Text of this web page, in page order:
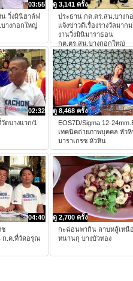
03:55
น วิ่งมินิฮาล์ฟ
างกอกใหญ่
ดู 3,141 ครั้ง
ประธาน กต.ตร.สน.บางก
แจ้งข่าวดีเรื่องรางวัลมาก
งานวิ่งมินิมาราธอน
กต.ตร.สน.บางกอกใหญ่
02:32
ดบางแวก/1
ดู 8,468 ครั้ง
EOS7D/Sigma 12-
เทคนิคถ่ายภาพบุคคล หัว
มาราเกรซ หัวหิน
04:40
ช
ก.ค.ที่วัดอรุณ
ดู 2,700 ครั้ง
กะฉ่อนพากิน ลาบหลู้เหนื
หนานกุ บางบัวทอง